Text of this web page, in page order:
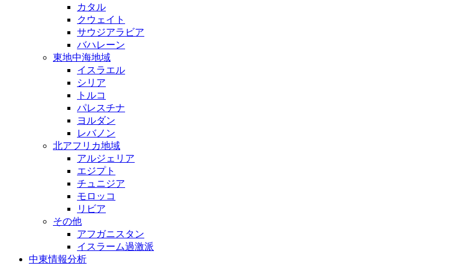
カタル
クウェイト
サウジアラビア
バハレーン
東地中海地域
イスラエル
シリア
トルコ
パレスチナ
ヨルダン
レバノン
北アフリカ地域
アルジェリア
エジプト
チュニジア
モロッコ
リビア
その他
アフガニスタン
イスラーム過激派
中東情報分析